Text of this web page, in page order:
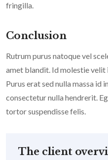
fringilla.
Conclusion
Rutrum purus natoque vel
amet blandit. Id molestie
Purus erat sed nulla massa id
consectetur nulla hendrerit.
tortor suspendisse felis.
The client